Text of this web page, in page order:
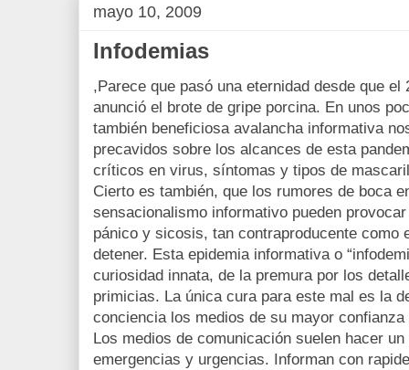
mayo 10, 2009
Infodemias
,Parece que pasó una eternidad desde que
anunció el brote de gripe porcina. En unos
también beneficiosa avalancha informativa
precavidos sobre los alcances de esta
críticos en virus, síntomas y tipos de
Cierto es también, que los rumores de boca
sensacionalismo informativo pueden
pánico y sicosis, tan contraproducente como
detener. Esta epidemia informativa o
curiosidad innata, de la premura por los
primicias. La única cura para este mal es la
conciencia los medios de su mayor
Los medios de comunicación suelen hacer
emergencias y urgencias. Informan con